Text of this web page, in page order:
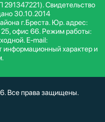
Свидетельство
30.10.2014
г.Бреста. Юр. адрес:
офис 66. Режим работы:
E-mail:
информационный характер и
Все права защищены.